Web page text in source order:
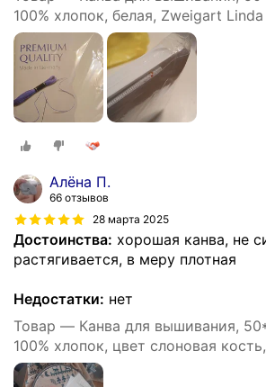
100% хлопок, белая, Zweigart
Алёна П.
66 отзывов
28 марта 2025
Достоинства: хорошая канва, не
растягивается, в меру плотная
Недостатки: нет
Товар — Канва для вышивания,
100% хлопок, цвет слоновая
Schulertuch